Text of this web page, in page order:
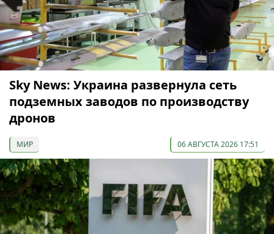
Sky News: Украина развернула сеть
подземных заводов по производству
дронов
МИР 06 АВГУСТА 2026 17:51